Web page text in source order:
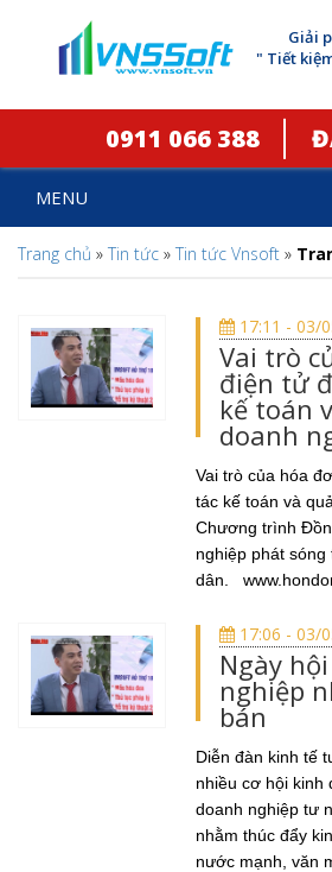
Giải
" Tiết
0911 066 388
MENU
Trang chủ » Tin tức » Tin tức Vnsoft »
17:11 - 03/
Vai trò
điện tử
kế toán
doanh
Vai trò của hóa
tác kế toán và
Chương trình
nghiệp phát
dân.
17:06 - 03/
Ngày
nghiệp
bán
Diễn đàn kinh tế
nhiều cơ hội kinh
doanh nghiệp tư
nhằm thúc đẩy
nước mạnh, văn